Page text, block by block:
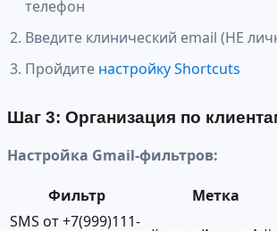
телефон
Введите клинический email (НЕ
Пройдите настройку Shortcuts
Шаг 3: Организация по
Настройка Gmail-фильтров:
Фильтр Метка
SMS от +7(999)111-